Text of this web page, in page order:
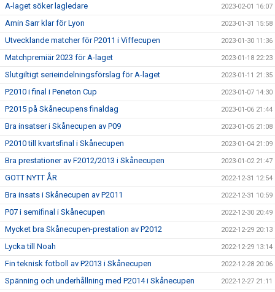
A-laget söker lagledare 2023-02-01 16:07
Amin Sarr klar för Lyon 2023-01-31 15:58
Utvecklande matcher för P2011 i Viffecupen 2023-01-30 11:36
Matchpremiär 2023 för A-laget 2023-01-18 22:23
Slutgiltigt serieindelningsförslag för A-laget 2023-01-11 21:35
P2010 i final i Peneton Cup 2023-01-07 14:30
P2015 på Skånecupens finaldag 2023-01-06 21:44
Bra insatser i Skånecupen av P09 2023-01-05 21:08
P2010 till kvartsfinal i Skånecupen 2023-01-04 21:09
Bra prestationer av F2012/2013 i Skånecupen 2023-01-02 21:47
GOTT NYTT ÅR 2022-12-31 12:54
Bra insats i Skånecupen av P2011 2022-12-31 10:59
P07 i semifinal i Skånecupen 2022-12-30 20:49
Mycket bra Skånecupen-prestation av P2012 2022-12-29 20:13
Lycka till Noah 2022-12-29 13:14
Fin teknisk fotboll av P2013 i Skånecupen 2022-12-28 20:06
Spänning och underhållning med P2014 i Skånecupen 2022-12-27 21:11